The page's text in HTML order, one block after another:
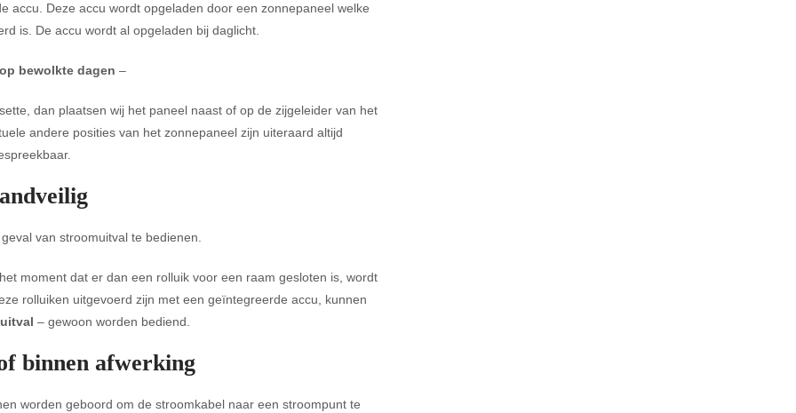
accu. Deze accu wordt opgeladen door een zonnepaneel welke
is. De accu wordt al opgeladen bij daglicht.
bewolkte dagen –
dan plaatsen wij het paneel naast of op de zijgeleider van het
andere posities van het zonnepaneel zijn uiteraard altijd
van stroomuitval te bedienen.
moment dat er dan een rolluik voor een raam gesloten is, wordt
rolluiken uitgevoerd zijn met een geïntegreerde accu, kunnen
– gewoon worden bediend.
binnen afwerking
worden geboord om de stroomkabel naar een stroompunt te